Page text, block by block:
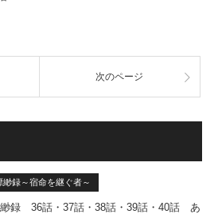
次のページ
緲録～宿命を継ぐ者～
緲録 36話・37話・38話・39話・40話 あ